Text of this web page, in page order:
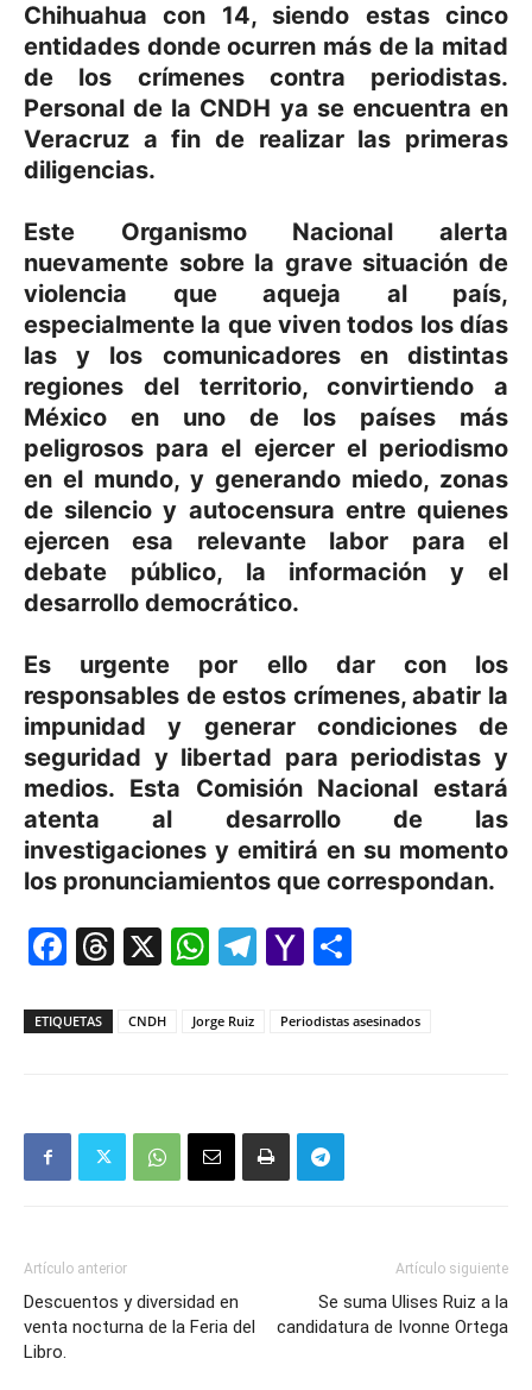
Chihuahua con 14, siendo estas cinco
entidades donde ocurren más de la mitad
de los crímenes contra periodistas.
Personal de la CNDH ya se encuentra en
Veracruz a fin de realizar las primeras
diligencias.
Este Organismo Nacional alerta
nuevamente sobre la grave situación de
violencia que aqueja al país,
especialmente la que viven todos los días
las y los comunicadores en distintas
regiones del territorio, convirtiendo a
México en uno de los países más
peligrosos para el ejercer el periodismo
en el mundo, y generando miedo, zonas
de silencio y autocensura entre quienes
ejercen esa relevante labor para el
debate público, la información y el
desarrollo democrático.
Es urgente por ello dar con los
responsables de estos crímenes, abatir la
impunidad y generar condiciones de
seguridad y libertad para periodistas y
medios. Esta Comisión Nacional estará
atenta al desarrollo de las
investigaciones y emitirá en su momento
los pronunciamientos que correspondan.
Facebook
Threads
X WhatsApp
Telegram
Yahoo
ETIQUETAS CNDH Jorge Ruiz Periodistas asesinados
Artículo anterior
Descuentos y diversidad en
venta nocturna de la Feria del
Libro.
Artículo siguiente
Se suma Ulises Ruiz a la
candidatura de Ivonne Ortega